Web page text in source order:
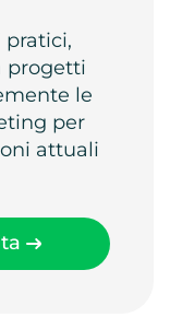
pratici,
progetti
le
per
attuali